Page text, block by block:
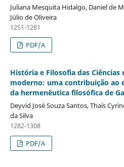
Juliana Mesquita Hidalgo, Daniel de
Júlio de Oliveira
1251-1281
PDF/A
História e Filosofia das
moderno: uma contribuição ao
da hermenêutica filosófica de
Deyvid José Souza Santos, Thaís
da Silva
1282-1308
PDF/A